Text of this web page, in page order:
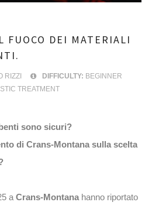
FUOCO DEI MATERIALI
RIZZI DIFFICULTY: BEGINNER
TREATMENT
sono sicuri?
di Crans-Montana sulla scelta
a Crans-Montana hanno riportato